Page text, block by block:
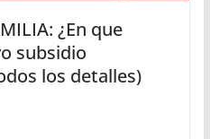
¿En que
subsidio
los detalles)